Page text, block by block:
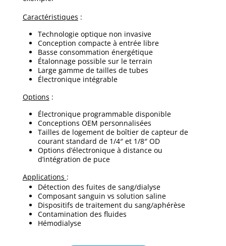
Caractéristiques :
Technologie optique non invasive
Conception compacte à entrée libre
Basse consommation énergétique
Étalonnage possible sur le terrain
Large gamme de tailles de tubes
Électronique intégrable
Options :
Électronique programmable disponible
Conceptions OEM personnalisées
Tailles de logement de boîtier de capteur de
courant standard de 1/4″ et 1/8″ OD
Options d’électronique à distance ou
d’intégration de puce
Applications :
Détection des fuites de sang/dialyse
Composant sanguin vs solution saline
Dispositifs de traitement du sang/aphérèse
Contamination des fluides
Hémodialyse